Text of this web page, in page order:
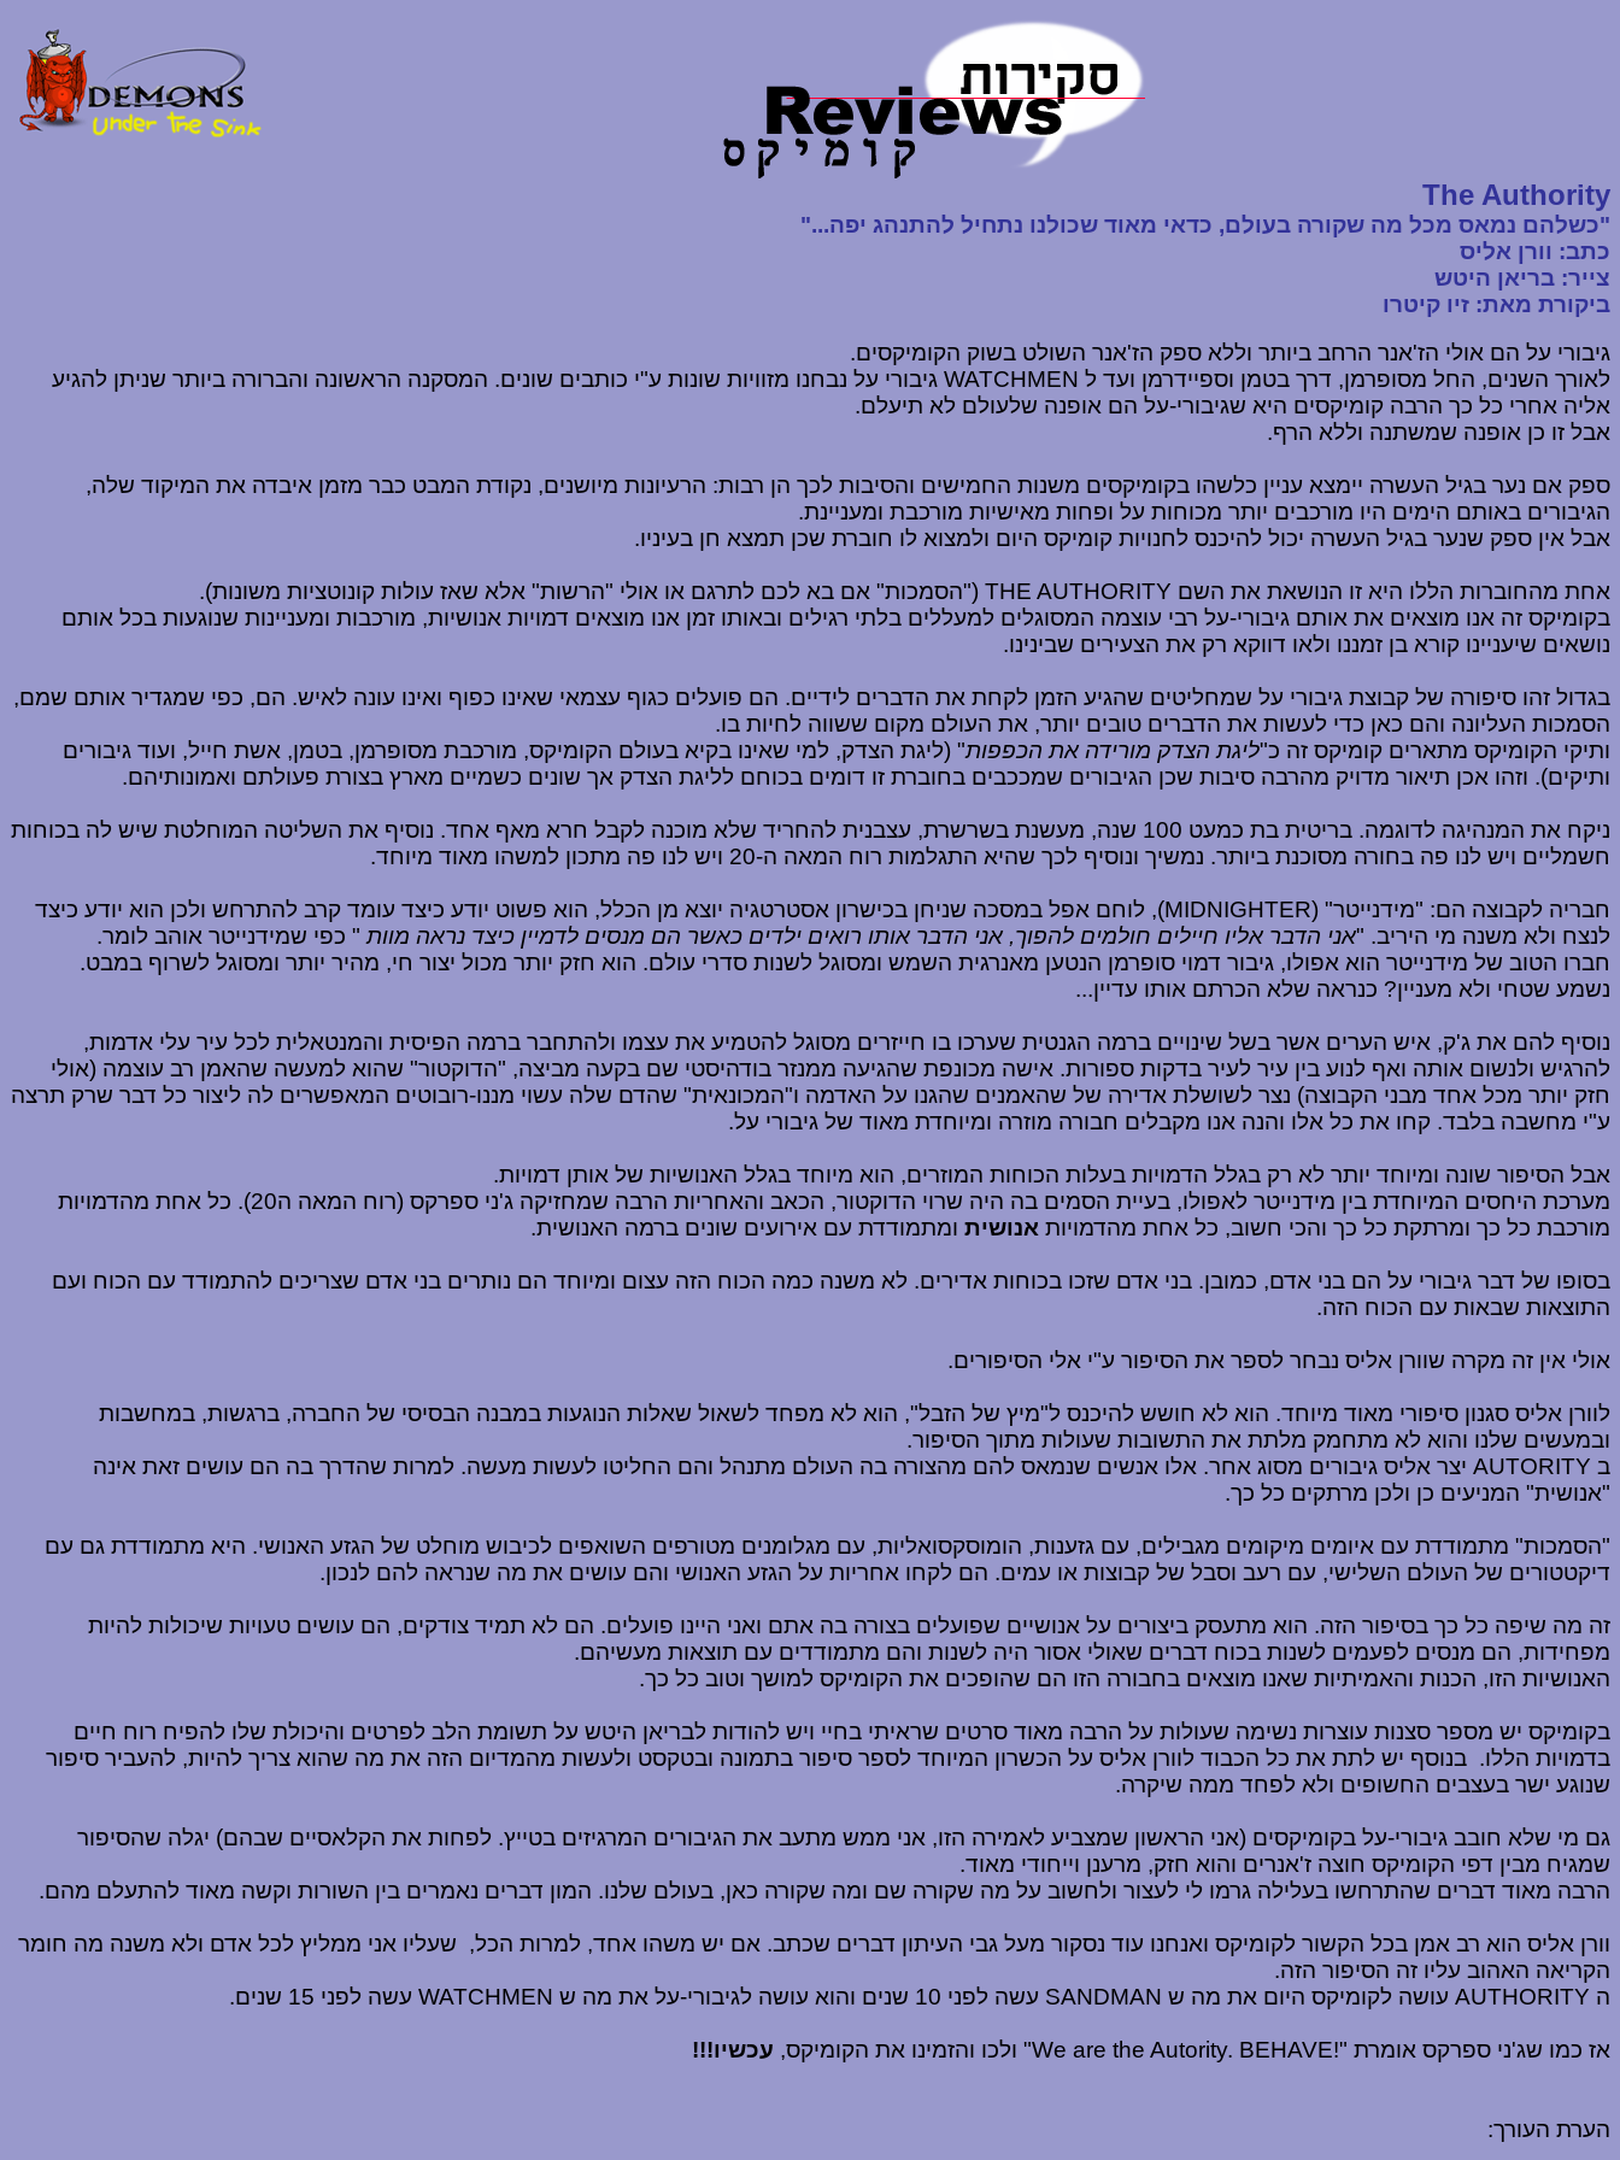
The Authority
"כשלהם נמאס מכל מה שקורה בעולם, כדאי מאוד שכולנו נתחיל להתנהג יפה..."
כתב: וורן אליס
צייר: בריאן היטש
ביקורת מאת: זיו קיטרו
גיבורי על הם אולי הז'אנר הרחב ביותר וללא ספק הז'אנר השולט בשוק הקומיקסים.
לאורך השנים, החל מסופרמן, דרך בטמן וספיידרמן ועד ל WATCHMEN גיבורי על נבחנו מזוויות שונות ע"י כותבים שונים. המסקנה הראשונה והברורה ביותר שניתן להגיע
אליה אחרי כל כך הרבה קומיקסים היא שגיבורי-על הם אופנה שלעולם לא תיעלם.
אבל זו כן אופנה שמשתנה וללא הרף.
ספק אם נער בגיל העשרה יימצא עניין כלשהו בקומיקסים משנות החמישים והסיבות לכך הן רבות: הרעיונות מיושנים, נקודת המבט כבר מזמן איבדה את המיקוד שלה,
הגיבורים באותם הימים היו מורכבים יותר מכוחות על ופחות מאישיות מורכבת ומעניינת.
אבל אין ספק שנער בגיל העשרה יכול להיכנס לחנויות קומיקס היום ולמצוא לו חוברת שכן תמצא חן בעיניו.
אחת מהחוברות הללו היא זו הנושאת את השם THE AUTHORITY ("הסמכות" אם בא לכם לתרגם או אולי "הרשות" אלא שאז עולות קונוטציות משונות).
בקומיקס זה אנו מוצאים את אותם גיבורי-על רבי עוצמה המסוגלים למעללים בלתי רגילים ובאותו זמן אנו מוצאים דמויות אנושיות, מורכבות ומעניינות שנוגעות בכל אותם
נושאים שיעניינו קורא בן זמננו ולאו דווקא רק את הצעירים שבינינו.
בגדול זהו סיפורה של קבוצת גיבורי על שמחליטים שהגיע הזמן לקחת את הדברים לידיים. הם פועלים כגוף עצמאי שאינו כפוף ואינו עונה לאיש. הם, כפי שמגדיר אותם שמם,
הסמכות העליונה והם כאן כדי לעשות את הדברים טובים יותר, את העולם מקום ששווה לחיות בו.
ותיקי הקומיקס מתארים קומיקס זה כ"ליגת הצדק מורידה את הכפפות" (ליגת הצדק, למי שאינו בקיא בעולם הקומיקס, מורכבת מסופרמן, בטמן, אשת חייל, ועוד גיבורים
ותיקים). וזהו אכן תיאור מדויק מהרבה סיבות שכן הגיבורים שמככבים בחוברת זו דומים בכוחם לליגת הצדק אך שונים כשמיים מארץ בצורת פעולתם ואמונותיהם.
ניקח את המנהיגה לדוגמה. בריטית בת כמעט 100 שנה, מעשנת בשרשרת, עצבנית להחריד שלא מוכנה לקבל חרא מאף אחד. נוסיף את השליטה המוחלטת שיש לה בכוחות
חשמליים ויש לנו פה בחורה מסוכנת ביותר. נמשיך ונוסיף לכך שהיא התגלמות רוח המאה ה-20 ויש לנו פה מתכון למשהו מאוד מיוחד.
חבריה לקבוצה הם: "מידנייטר" (MIDNIGHTER), לוחם אפל במסכה שניחן בכישרון אסטרטגיה יוצא מן הכלל, הוא פשוט יודע כיצד עומד קרב להתרחש ולכן הוא יודע כיצד
לנצח ולא משנה מי היריב. "אני הדבר אליו חיילים חולמים להפוך, אני הדבר אותו רואים ילדים כאשר הם מנסים לדמיין כיצד נראה מוות " כפי שמידנייטר אוהב לומר.
חברו הטוב של מידנייטר הוא אפולו, גיבור דמוי סופרמן הנטען מאנרגית השמש ומסוגל לשנות סדרי עולם. הוא חזק יותר מכול יצור חי, מהיר יותר ומסוגל לשרוף במבט.
נשמע שטחי ולא מעניין? כנראה שלא הכרתם אותו עדיין...
נוסיף להם את ג'ק, איש הערים אשר בשל שינויים ברמה הגנטית שערכו בו חייזרים מסוגל להטמיע את עצמו ולהתחבר ברמה הפיסית והמנטאלית לכל עיר עלי אדמות,
להרגיש ולנשום אותה ואף לנוע בין עיר לעיר בדקות ספורות. אישה מכונפת שהגיעה ממנזר בודהיסטי שם בקעה מביצה, "הדוקטור" שהוא למעשה שהאמן רב עוצמה (אולי
חזק יותר מכל אחד מבני הקבוצה) נצר לשושלת אדירה של שהאמנים שהגנו על האדמה ו"המכונאית" שהדם שלה עשוי מננו-רובוטים המאפשרים לה ליצור כל דבר שרק תרצה
ע"י מחשבה בלבד. קחו את כל אלו והנה אנו מקבלים חבורה מוזרה ומיוחדת מאוד של גיבורי על.
אבל הסיפור שונה ומיוחד יותר לא רק בגלל הדמויות בעלות הכוחות המוזרים, הוא מיוחד בגלל האנושיות של אותן דמויות.
מערכת היחסים המיוחדת בין מידנייטר לאפולו, בעיית הסמים בה היה שרוי הדוקטור, הכאב והאחריות הרבה שמחזיקה ג'ני ספרקס (רוח המאה ה20). כל אחת מהדמויות
מורכבת כל כך ומרתקת כל כך והכי חשוב, כל אחת מהדמויות אנושית ומתמודדת עם אירועים שונים ברמה האנושית.
בסופו של דבר גיבורי על הם בני אדם, כמובן. בני אדם שזכו בכוחות אדירים. לא משנה כמה הכוח הזה עצום ומיוחד הם נותרים בני אדם שצריכים להתמודד עם הכוח ועם
התוצאות שבאות עם הכוח הזה.
אולי אין זה מקרה שוורן אליס נבחר לספר את הסיפור ע"י אלי הסיפורים.
לוורן אליס סגנון סיפורי מאוד מיוחד. הוא לא חושש להיכנס ל"מיץ של הזבל", הוא לא מפחד לשאול שאלות הנוגעות במבנה הבסיסי של החברה, ברגשות, במחשבות
ובמעשים שלנו והוא לא מתחמק מלתת את התשובות שעולות מתוך הסיפור.
ב AUTORITY יצר אליס גיבורים מסוג אחר. אלו אנשים שנמאס להם מהצורה בה העולם מתנהל והם החליטו לעשות מעשה. למרות שהדרך בה הם עושים זאת אינה
"אנושית" המניעים כן ולכן מרתקים כל כך.
"הסמכות" מתמודדת עם איומים מיקומים מגבילים, עם גזענות, הומוסקסואליות, עם מגלומנים מטורפים השואפים לכיבוש מוחלט של הגזע האנושי. היא מתמודדת גם עם
דיקטטורים של העולם השלישי, עם רעב וסבל של קבוצות או עמים. הם לקחו אחריות על הגזע האנושי והם עושים את מה שנראה להם לנכון.
זה מה שיפה כל כך בסיפור הזה. הוא מתעסק ביצורים על אנושיים שפועלים בצורה בה אתם ואני היינו פועלים. הם לא תמיד צודקים, הם עושים טעויות שיכולות להיות
מפחידות, הם מנסים לפעמים לשנות בכוח דברים שאולי אסור היה לשנות והם מתמודדים עם תוצאות מעשיהם.
האנושיות הזו, הכנות והאמיתיות שאנו מוצאים בחבורה הזו הם שהופכים את הקומיקס למושך וטוב כל כך.
בקומיקס יש מספר סצנות עוצרות נשימה שעולות על הרבה מאוד סרטים שראיתי בחיי ויש להודות לבריאן היטש על תשומת הלב לפרטים והיכולת שלו להפיח רוח חיים
בדמויות הללו. בנוסף יש לתת את כל הכבוד לוורן אליס על הכשרון המיוחד לספר סיפור בתמונה ובטקסט ולעשות מהמדיום הזה את מה שהוא צריך להיות, להעביר סיפור
שנוגע ישר בעצבים החשופים ולא לפחד ממה שיקרה.
גם מי שלא חובב גיבורי-על בקומיקסים (אני הראשון שמצביע לאמירה הזו, אני ממש מתעב את הגיבורים המרגיזים בטייץ. לפחות את הקלאסיים שבהם) יגלה שהסיפור
שמגיח מבין דפי הקומיקס חוצה ז'אנרים והוא חזק, מרענן וייחודי מאוד.
הרבה מאוד דברים שהתרחשו בעלילה גרמו לי לעצור ולחשוב על מה שקורה שם ומה שקורה כאן, בעולם שלנו. המון דברים נאמרים בין השורות וקשה מאוד להתעלם מהם.
וורן אליס הוא רב אמן בכל הקשור לקומיקס ואנחנו עוד נסקור מעל גבי העיתון דברים שכתב. אם יש משהו אחד, למרות הכל, שעליו אני ממליץ לכל אדם ולא משנה מה חומר
הקריאה האהוב עליו זה הסיפור הזה.
ה AUTHORITY עושה לקומיקס היום את מה ש SANDMAN עשה לפני 10 שנים והוא עושה לגיבורי-על את מה ש WATCHMEN עשה לפני 15 שנים.
אז כמו שג'ני ספרקס אומרת "We are the Autority. BEHAVE!" ולכו והזמינו את הקומיקס, עכשיו!!!
הערת העורך: